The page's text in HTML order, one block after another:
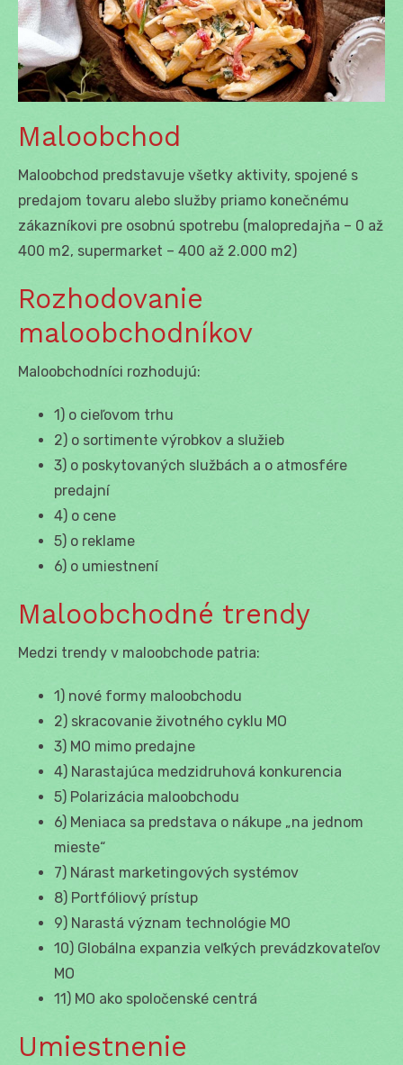
Maloobchod
Maloobchod predstavuje všetky aktivity, spojené s
predajom tovaru alebo služby priamo konečnému
zákazníkovi pre osobnú spotrebu (malopredajňa – 0 až
400 m2, supermarket – 400 až 2.000 m2)
Rozhodovanie
maloobchodníkov
Maloobchodníci rozhodujú:
1) o cieľovom trhu
2) o sortimente výrobkov a služieb
3) o poskytovaných službách a o atmosfére
predajní
4) o cene
5) o reklame
6) o umiestnení
Maloobchodné trendy
Medzi trendy v maloobchode patria:
1) nové formy maloobchodu
2) skracovanie životného cyklu MO
3) MO mimo predajne
4) Narastajúca medzidruhová konkurencia
5) Polarizácia maloobchodu
6) Meniaca sa predstava o nákupe „na jednom
mieste“
7) Nárast marketingových systémov
8) Portfóliový prístup
9) Narastá význam technológie MO
10) Globálna expanzia veľkých prevádzkovateľov
MO
11) MO ako spoločenské centrá
Umiestnenie